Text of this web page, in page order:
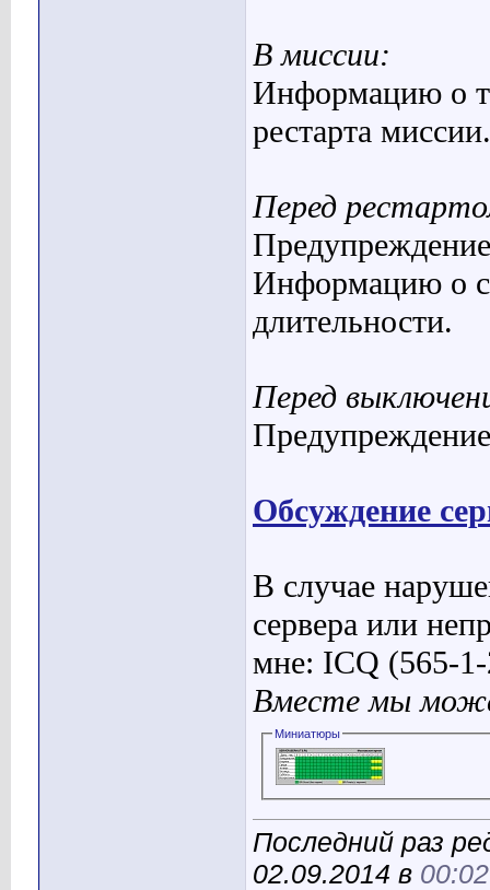
В миссии:
Информацию о
рестарта миссии.
Перед
Информацию о
длительности.
Перед
Обсуждение
В случае
сервера или
мне: ICQ (565-
Вместе мы
Миниатюры
Последний раз
02.09.2014 в 00:02